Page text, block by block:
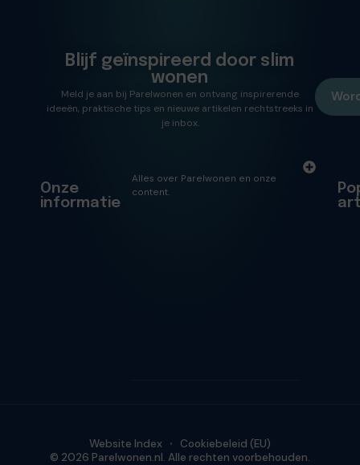
Blijf geïnspireerd door slim
wonen
Meld je aan bij Parelwonen en ontvang inspirerende
ideeën, praktische tips en nieuwe artikelen rechtstreeks in
je inbox.
Onze
informatie
Alles over Parelwonen en onze
content.
© 2026 Parelwonen.nl. Alle rechten voorbehouden.
Website Index Cookiebeleid (EU)